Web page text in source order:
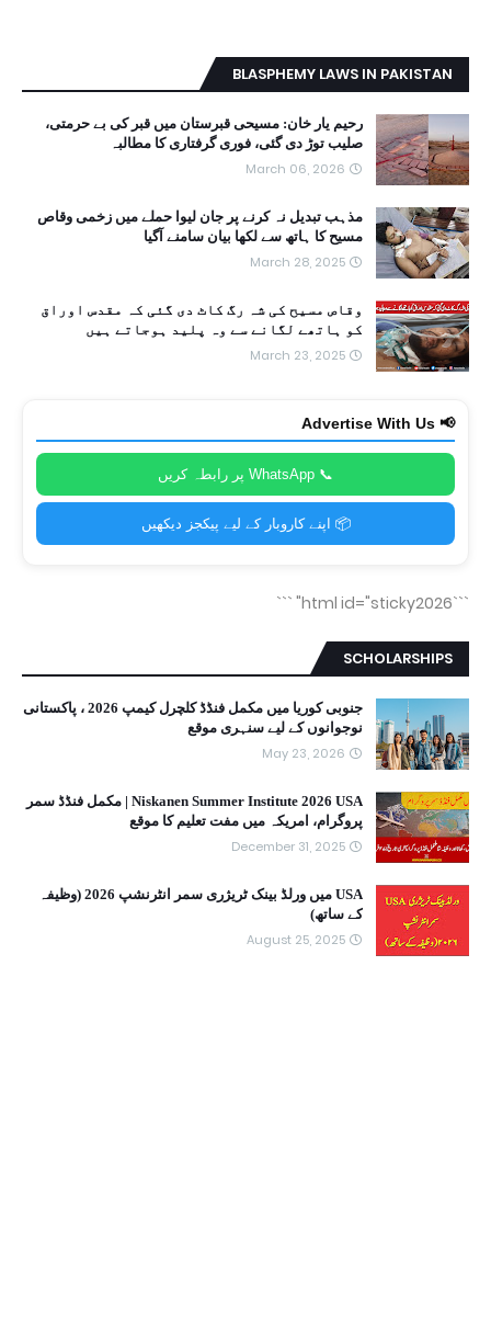
BLASPHEMY LAWS IN PAKISTAN
رحیم یار خان: مسیحی قبرستان میں قبر کی بے حرمتی،
صلیب توڑ دی گئی، فوری گرفتاری کا مطالبہ
March 06, 2026
مذہب تبدیل نہ کرنے پر جان لیوا حملے میں زخمی وقاص
مسیح کا ہاتھ سے لکھا بیان سامنے آگیا
March 28, 2025
وقاص مسیح کی شہ رگ کاٹ دی گئی کہ مقدس اوراق
کو ہاتھے لگانے سے وہ پلید ہوجاتے ہیں
March 23, 2025
📢 Advertise With Us
📞 WhatsApp پر رابطہ کریں
📦 اپنے کاروبار کے لیے پیکجز دیکھیں
```html id="sticky2026"
```
SCHOLARSHIPS
جنوبی کوریا میں مکمل فنڈڈ کلچرل کیمپ 2026 ، پاکستانی
نوجوانوں کے لیے سنہری موقع
May 23, 2026
Niskanen Summer Institute 2026 USA | مکمل فنڈڈ سمر
پروگرام، امریکہ میں مفت تعلیم کا موقع
December 31, 2025
USA میں ورلڈ بینک ٹریژری سمر انٹرنشپ 2026 (وظیفہ
کے ساتھ)
August 25, 2025